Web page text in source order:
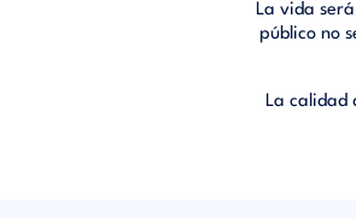
La vida
público no
La calidad